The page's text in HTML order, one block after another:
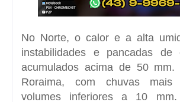
No Norte, o calor e a alta
instabilidades e pancadas de
acumulados acima de 50
Roraima, com chuvas mais
volumes inferiores a 10